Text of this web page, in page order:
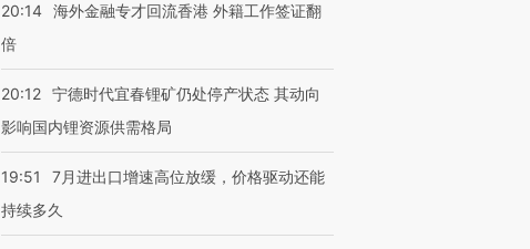
20:14 海外金融专才回流香港 外籍工作签证翻
倍
20:12 宁德时代宜春锂矿仍处停产状态 其动向
影响国内锂资源供需格局
19:51
7月进出口增速高位放缓，价格驱动还能
持续多久